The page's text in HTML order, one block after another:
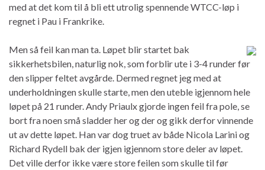
med at det kom til å bli ett utrolig spennende WTCC-løp i
regnet i Pau i Frankrike.
Men så feil kan man ta. Løpet blir startet bak
sikkerhetsbilen, naturlig nok, som forblir ute i 3-4 runder før
den slipper feltet avgårde. Dermed regnet jeg med at
underholdningen skulle starte, men den uteble igjennom hele
løpet på 21 runder. Andy Priaulx gjorde ingen feil fra pole, se
bort fra noen små sladder her og der og gikk derfor vinnende
ut av dette løpet. Han var dog truet av både Nicola Larini og
Richard Rydell bak der igjen igjennom store deler av løpet.
Det ville derfor ikke være store feilen som skulle til før